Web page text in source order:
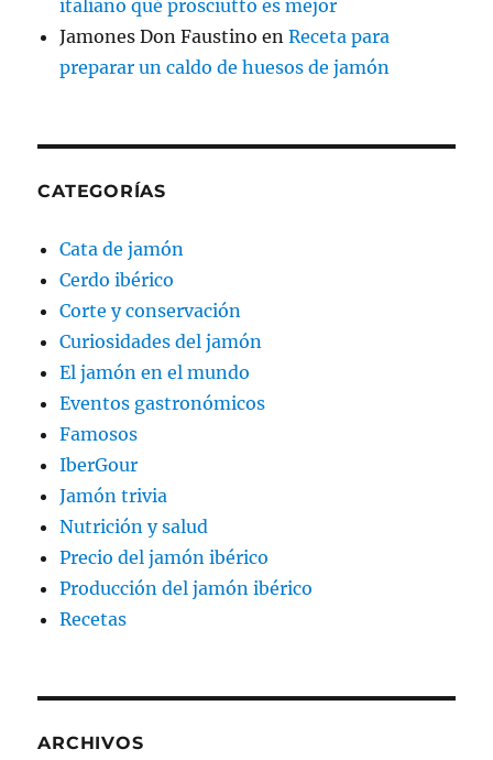
italiano qué prosciutto es mejor
Jamones Don Faustino enReceta para
preparar un caldo de huesos de jamón
CATEGORÍAS
Cata de jamón
Cerdo ibérico
Corte y conservación
Curiosidades del jamón
El jamón en el mundo
Eventos gastronómicos
Famosos
IberGour
Jamón trivia
Nutrición y salud
Precio del jamón ibérico
Producción del jamón ibérico
Recetas
ARCHIVOS